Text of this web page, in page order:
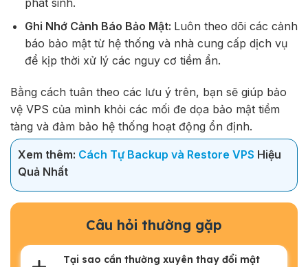
Ghi Nhớ Cảnh Báo Bảo Mật: Luôn theo dõi các cảnh
báo bảo mật từ hệ thống và nhà cung cấp dịch vụ
để kịp thời xử lý các nguy cơ tiềm ẩn.
Bằng cách tuân theo các lưu ý trên, bạn sẽ giúp bảo
vệ VPS của mình khỏi các mối đe dọa bảo mật tiềm
tàng và đảm bảo hệ thống hoạt động ổn định.
Xem thêm: Cách Tự Backup và Restore VPS Hiệu
Quả Nhất
Câu hỏi thường gặp
Tại sao cần thường xuyên thay đổi mật